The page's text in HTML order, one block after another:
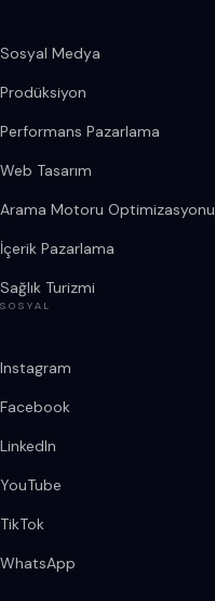
Sosyal Medya
Prodüksiyon
Performans Pazarlama
Web Tasarım
Arama Motoru Optimizasyonu
İçerik Pazarlama
Sağlık Turizmi
SOSYAL
Instagram
Facebook
LinkedIn
YouTube
TikTok
WhatsApp